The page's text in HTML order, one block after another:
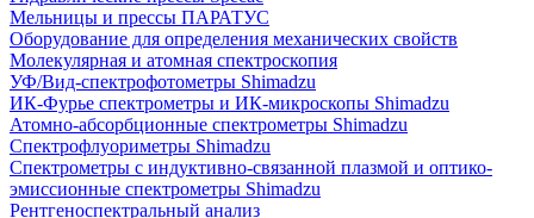
Мельницы и прессы ПАРАТУС
Оборудование для определения механических свойств
Молекулярная и атомная спектроскопия
УФ/Вид-спектрофотометры Shimadzu
ИК-Фурье спектрометры и ИК-микроскопы Shimadzu
Атомно-абсорбционные спектрометры Shimadzu
Спектрофлуориметры Shimadzu
Спектрометры с индуктивно-связанной плазмой и оптико-
эмиссионные спектрометры Shimadzu
Рентгеноспектральный анализ